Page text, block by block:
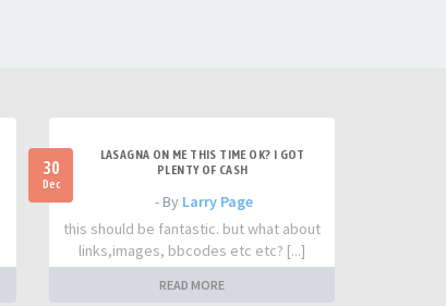
30
Dec
LASAGNA ON ME THIS TIME OK? I GOT
PLENTY OF CASH
- By Larry Page
this should be fantastic. but what about
links,images, bbcodes etc etc? [...]
READ MORE